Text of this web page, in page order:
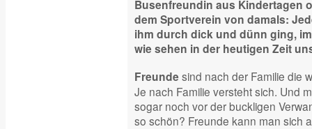
Busenfreundin aus Kindertagen
dem Sportverein von damals:
ihm durch dick und dünn ging,
wie sehen in der heutigen Zeit
Freunde sind nach der Familie die
Je nach Familie versteht sich. Und
sogar noch vor der buckligen
so schön? Freunde kann man sich